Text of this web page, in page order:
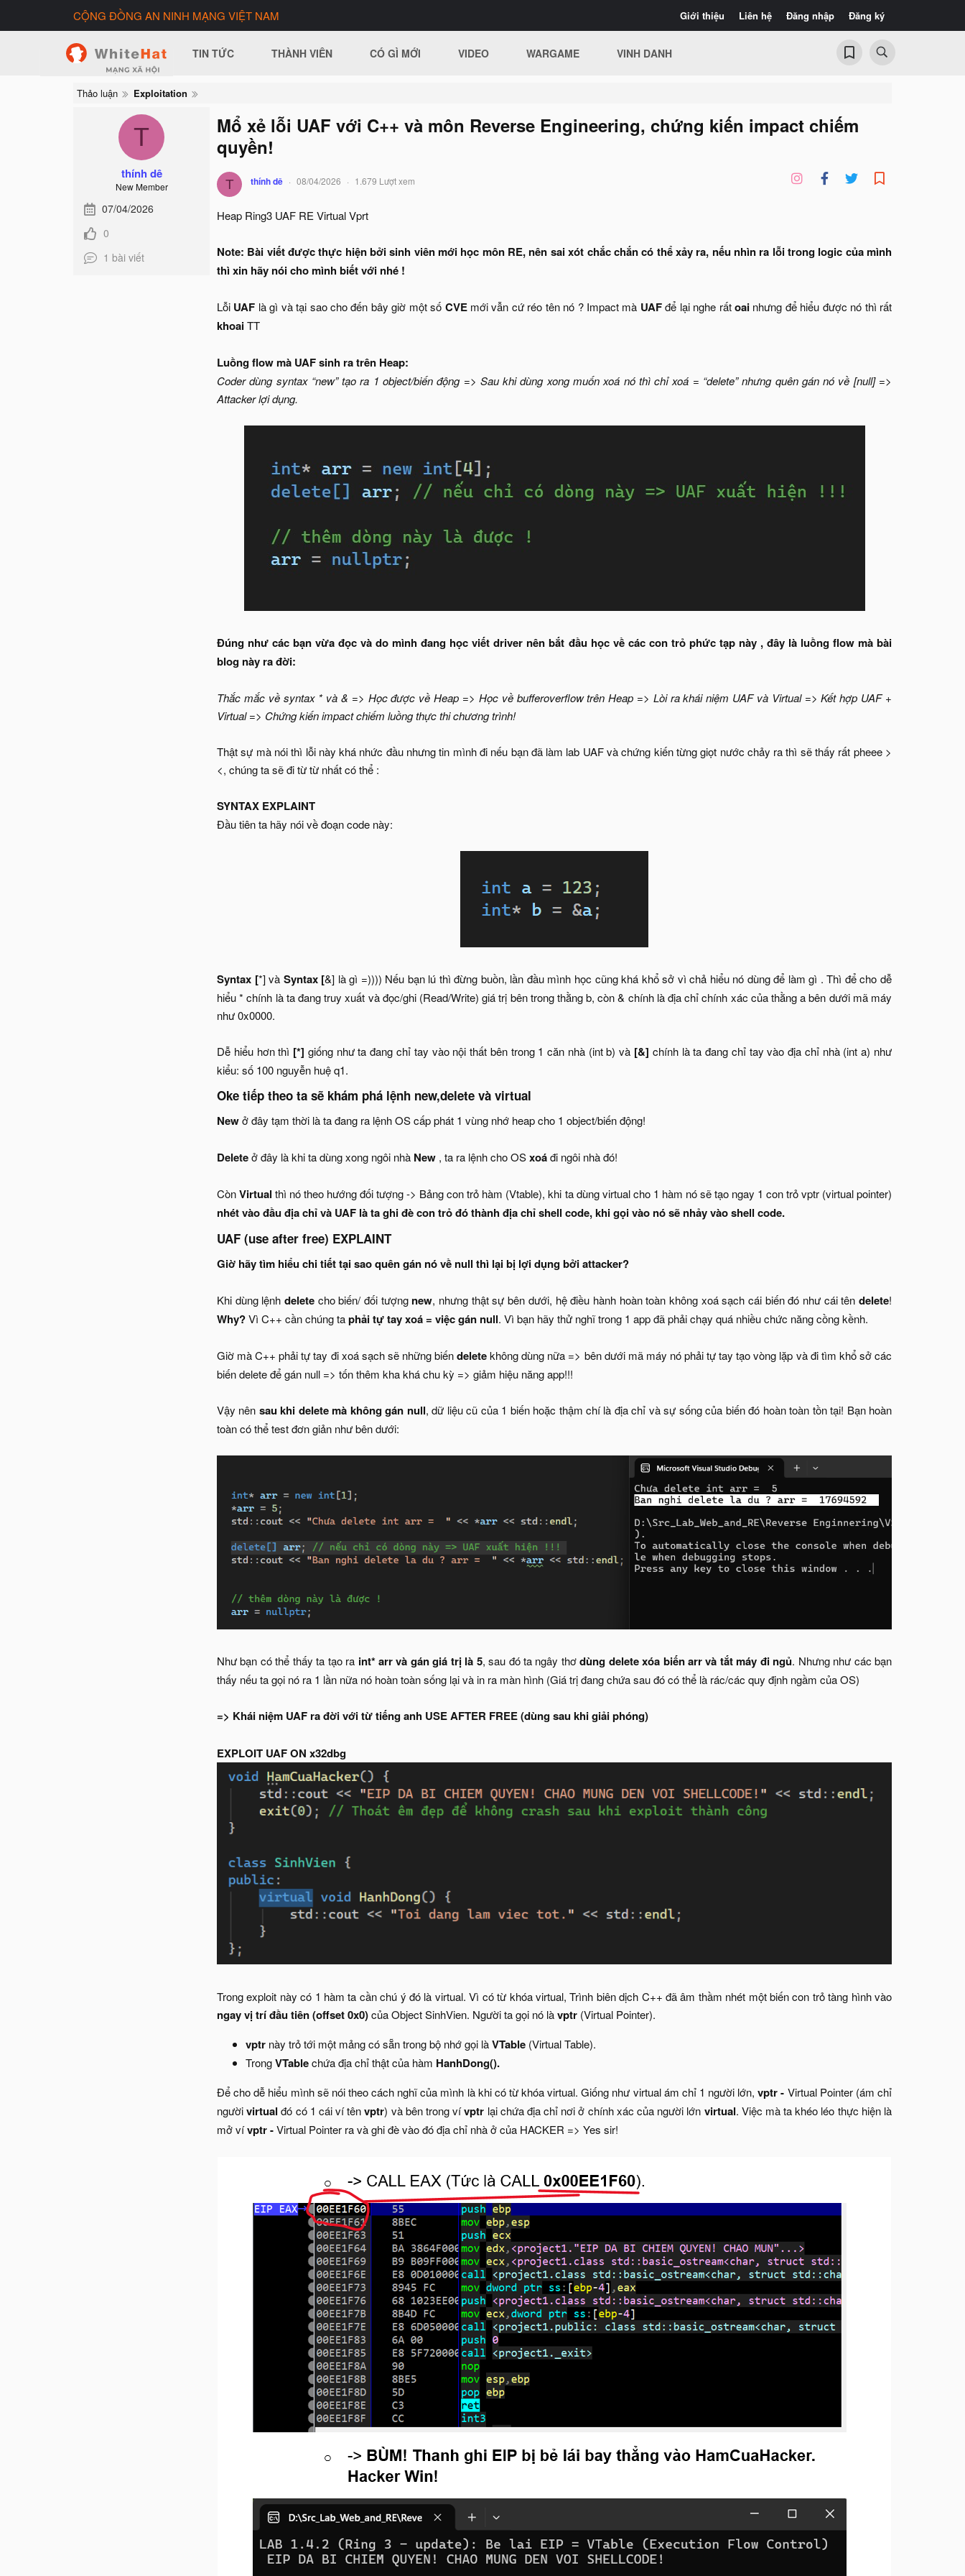
Giới thiệu Liên hệ Đăng nhập Đăng ký
CỘNG ĐỒNG AN NINH MẠNG VIỆT NAM
TIN TỨC THÀNH VIÊN CÓ GÌ MỚI VIDEO WARGAME VINH DANH
Thảo luận Exploitation
T
thính dê
New Member
07/04/2026
0
1 bài viết
Mổ xẻ lỗi UAF với C++ và môn Reverse Engineering, chứng kiến impact chiếm
quyền!
T thính dê 08/04/2026 1.679 Lượt xem
Heap Ring3 UAF RE Virtual Vprt
Note: Bài viết được thực hiện bởi sinh viên mới học môn RE, nên sai xót chắc chắn có thể xảy ra, nếu nhìn ra lỗi trong logic của mình
thì xin hãy nói cho mình biết với nhé !
Lỗi UAF là gì và tại sao cho đến bây giờ một số CVEmới vẫn cứ réo tên nó ? Impact mà UAFđể lại nghe rấtoai nhưng để hiểu được nó thì rất
khoaiTT
Luồng flow mà UAF sinh ra trên Heap:
Coder dùng syntax “new” tạo ra 1 object/biến động => Sau khi dùng xong muốn xoá nó thì chỉ xoá = “delete” nhưng quên gán nó về [null] =>
Attacker lợi dụng.
Đúng như các bạn vừa đọc và do mình đang học viết driver nên bắt đầu học về các con trỏ phức tạp này , đây là luồng flow mà bài
blog này ra đời:
Thắc mắc về syntax * và & => Học được về Heap => Học về bufferoverflow trên Heap => Lòi ra khái niệm UAF và Virtual => Kết hợp UAF +
Virtual => Chứng kiến impact chiếm luồng thực thi chương trình!
Thật sự mà nói thì lỗi này khá nhức đầu nhưng tin mình đi nếu bạn đã làm lab UAF và chứng kiến từng giọt nước chảy ra thì sẽ thấy rất pheee >
<, chúng ta sẽ đi từ từ nhất có thể :
SYNTAX EXPLAINT
Đầu tiên ta hãy nói về đoạn code này:
Syntax [*] và Syntax [&] là gì =)))) Nếu bạn lú thì đừng buồn, lần đầu mình học cũng khá khổ sở vì chả hiểu nó dùng để làm gì . Thì để cho dễ
hiểu * chính là ta đang truy xuất và đọc/ghi (Read/Write) giá trị bên trong thằng b, còn & chính là địa chỉ chính xác của thằng a bên dưới mã máy
như 0x0000.
Dễ hiểu hơn thì [*] giống như ta đang chỉ tay vào nội thất bên trong 1 căn nhà (int b) và [&] chính là ta đang chỉ tay vào địa chỉ nhà (int a) như
kiểu: số 100 nguyễn huệ q1.​
Oke tiếp theo ta sẽ khám phá lệnh new,delete và virtual
Newở đây tạm thời là ta đang ra lệnh OS cấp phát 1 vùng nhớ heap cho 1 object/biến động!
Deleteở đây là khi ta dùng xong ngôi nhà New , ta ra lệnh cho OSxoáđi ngôi nhà đó!
CònVirtualthì nó theo hướng đối tượng -> Bảng con trỏ hàm (Vtable), khi ta dùng virtual cho 1 hàm nó sẽ tạo ngay 1 con trỏ vptr (virtual pointer)
nhét vào đầu địa chỉ và UAF là ta ghi đè con trỏ đó thành địa chỉ shell code, khi gọi vào nó sẽ nhảy vào shell code.
UAF (use after free) EXPLAINT
Giờ hãy tìm hiểu chi tiết tại sao quên gán nó về null thì lại bị lợi dụng bởi attacker?
Khi dùng lệnhdelete cho biến/ đối tượng new, nhưng thật sự bên dưới, hệ điều hành hoàn toàn không xoá sạch cái biến đó như cái têndelete!
Why?Vì C++ cần chúng taphải tự tay xoá = việc gán null. Vì bạn hãy thử nghĩ trong 1 app đã phải chạy quá nhiều chức năng cồng kềnh.
Giờ mà C++ phải tự tay đi xoá sạch sẽ những biếndeletekhông dùng nữa => bên dưới mã máy nó phải tự tay tạo vòng lặp và đi tìm khổ sở các
biến delete để gán null => tốn thêm kha khá chu kỳ => giảm hiệu năng app!!!
Vậy nên sau khi delete mà không gán null, dữ liệu cũ của 1 biến hoặc thậm chí là địa chỉ và sự sống của biến đó hoàn toàn tồn tại! Bạn hoàn
toàn có thể test đơn giản như bên dưới:
Như bạn có thể thấy ta tạo ra int* arr và gán giá trị là 5, sau đó ta ngây thơdùng delete xóa biến arr và tắt máy đi ngủ. Nhưng như các bạn
thấy nếu ta gọi nó ra 1 lần nữa nó hoàn toàn sống lại và in ra màn hình (Giá trị đang chứa sau đó có thể là rác/các quy định ngầm của OS)
=> Khái niệm UAF ra đời với từ tiếng anh USE AFTER FREE (dùng sau khi giải phóng)
EXPLOIT UAF ON x32dbg
Trong exploit này có 1 hàm ta cần chú ý đó là virtual. Vì có từ khóa virtual, Trình biên dịch C++ đã âm thầm nhét một biến con trỏ tàng hình vào
ngay vị trí đầu tiên (offset 0x0)của Object SinhVien. Người ta gọi nó làvptr (Virtual Pointer).​
vptr này trỏ tới một mảng có sẵn trong bộ nhớ gọi làVTable (Virtual Table).​
TrongVTablechứa địa chỉ thật của hàm HanhDong().
Để cho dễ hiểu mình sẽ nói theo cách nghĩ của mình là khi có từ khóa virtual. Giống như virtual ám chỉ 1 người lớn,vptr - Virtual Pointer (ám chỉ
ngườivirtualđó có 1 cái ví tênvptr) và bên trong vívptr lại chứa địa chỉ nơi ở chính xác của người lớn virtual. Việc mà ta khéo léo thực hiện là
mở vívptr -Virtual Pointer ra và ghi đè vào đó địa chỉ nhà ở của HACKER => Yes sir!